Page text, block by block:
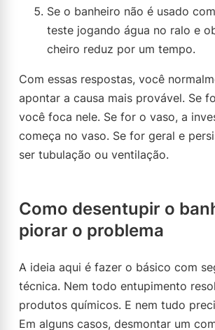
Se o banheiro não é usado
teste jogando água no ralo e
cheiro reduz por um tempo.
Com essas respostas, você
apontar a causa mais provável. Se
você foca nele. Se for o vaso, a
começa no vaso. Se for geral e
ser tubulação ou ventilação.
Como desentupir o
piorar o problema
A ideia aqui é fazer o básico com
técnica. Nem todo entupimento
produtos químicos. E nem tudo
Em alguns casos, desmontar um